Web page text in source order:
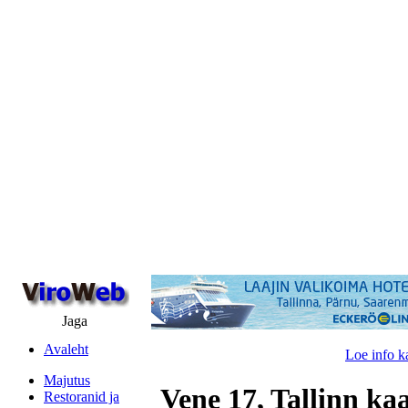
Jaga
Avaleht
Majutus
Restoranid ja
Loe info
Vene 17, Tallinn